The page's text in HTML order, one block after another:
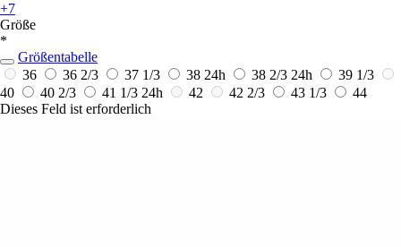
+7
Größe
*
Größentabelle
36
36 2/3 37 1/3 38 24h 38 2/3 24h
39 1/3
40
40 2/3 41 1/3 24h 42 42 2/3 43 1/3
44
Dieses Feld ist erforderlich